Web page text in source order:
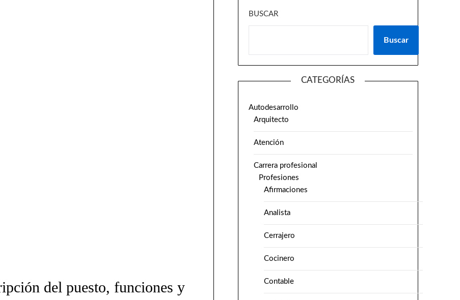
del puesto, funciones y
BUSCAR
Buscar
CATEGORÍAS
Autodesarrollo
Arquitecto
Atención
Carrera profesional
Profesiones
Afirmaciones
Analista
Cerrajero
Cocinero
Contable